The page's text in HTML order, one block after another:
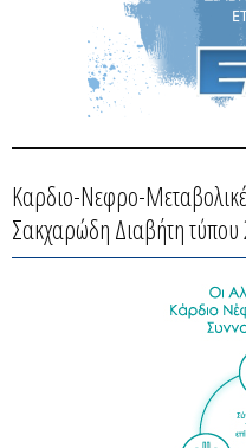
Καρδιο-Νεφρο-
Σακχαρώδη Διαβήτη τύπου